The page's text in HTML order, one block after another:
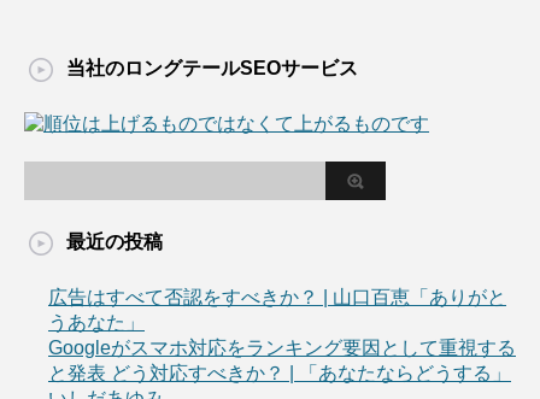
当社のロングテールSEOサービス
最近の投稿
広告はすべて否認をすべきか？ | 山口百恵「ありがと
うあなた」
Googleがスマホ対応をランキング要因として重視する
と発表 どう対応すべきか？ | 「あなたならどうする」